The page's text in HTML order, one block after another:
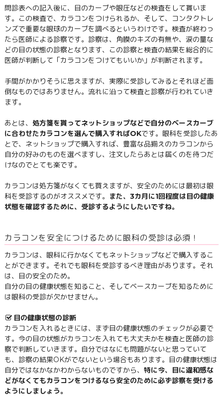
問診表への記入後に、目のカーブや眼圧などの検査をして貰いま
す。この検査で、カラコンをつけられるか、そして、コンタクトレ
ンズで重要な眼球のカーブを調べるというわけです。検査が終わっ
たら医師による診察です。診察は、角膜のキズの有無や、涙の量な
どの目の状態の診察となります、この診察と検査の結果を総合的に
医師が判断して「カラコンをつけてもいいか」が判断されます。
手間がかかりそうに思えますが、実際に受診してみるとそれほど面
倒なものではありません。流れに沿って検査と診察が行われていき
ます。
あとは、 処方箋を貰ってネットショップなどで自分のベースカーブ
に合わせたカラコンを選んで購入すればOKです。眼科を受診したあ
とで、ネットショップで購入すれば、豊富な品揃えのカラコンから
自分の好みのものを選べますし、注文したらあとは届くのを待つだ
けなのでとても楽です。
カラコンは処方箋がなくても買えますが、安全のためには最初は眼
科を受診するのがオススメです。
また、3カ月に1回程度は目の健康
状態を確認するために、受診するようにしたいですね。
カラコンを安全につけるために眼科の受診は必須！
カラコンは、眼科に行かなくてもネットショップなどで購入するこ
とができます。それでも眼科を受診するべき理由があります。それ
は、目の安全のため。
自分の目の健康状態を知ること、そしてベースカーブを知るために
は眼科の受診が欠かせません。
目の健康状態の診断
カラコンを入れるときには、まず目の健康状態のチェックが必要で
す。今の目の状態がカラコンを入れても大丈夫かを検査と医師の診
察で判断していきます。自分ではなにも問題がないと思っていて
も、診察の結果OKがでないという場合もあります。目の健康状態は
自分ではなかなかわからないものですから、 特に今、目に違和感な
どがなくてもカラコンをつけるなら安全のために必ず診察を受ける
ようにしましょう。